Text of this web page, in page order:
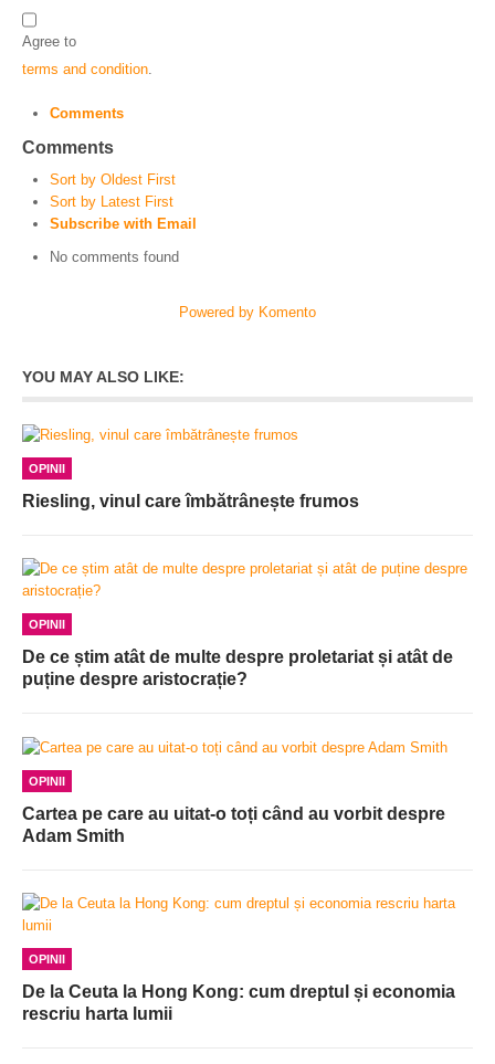
Agree to
terms and condition
Comments
Comments
Sort by Oldest First
Sort by Latest First
Subscribe with Email
No comments found
Powered by Komento
YOU MAY ALSO LIKE:
OPINII
Riesling, vinul care îmbătrânește frumos
OPINII
De ce știm atât de multe despre proletariat și atât de
puține despre aristocrație?
OPINII
Cartea pe care au uitat-o toți când au vorbit despre
Adam Smith
OPINII
De la Ceuta la Hong Kong: cum dreptul și economia
rescriu harta lumii